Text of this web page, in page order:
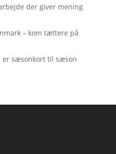
der giver mening
– kom tættere på
sæsonkort til sæson